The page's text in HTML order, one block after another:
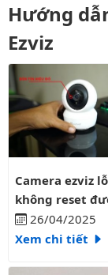
Hướng
Ezviz
Camera ezviz lỗi
Camera ezviz
không reset
26/04/2025
Xem chi tiết